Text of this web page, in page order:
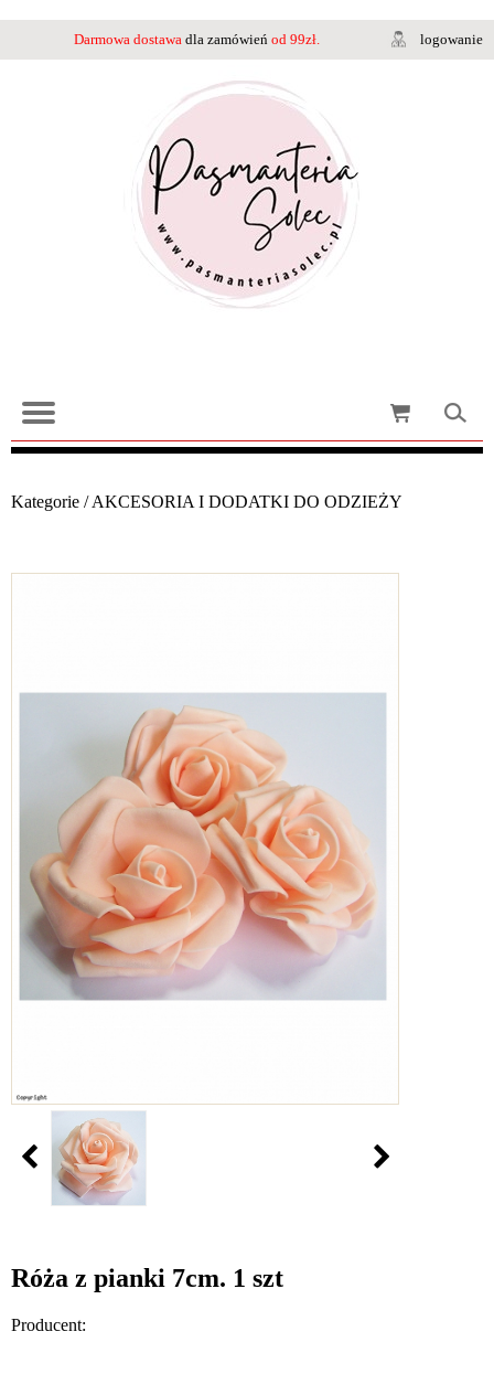
Darmowa dostawa dla zamówień od 99zł. logowanie
Kategorie /AKCESORIA I DODATKI DO ODZIEŻY
Róża z pianki 7cm. 1 szt
Producent: